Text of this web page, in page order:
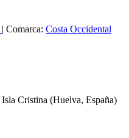
| Comarca: Costa Occidental
Isla Cristina (Huelva, España)